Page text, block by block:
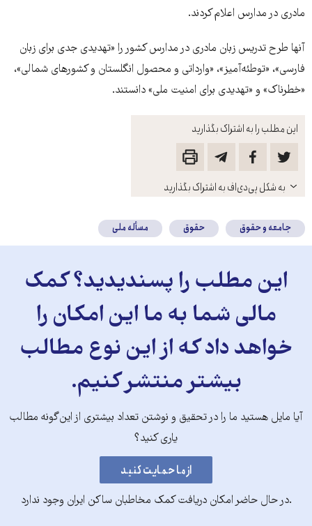
این مطلب را به اشتراک بگذارید
باز
کنید
به شکل پی‌دی‌اف به اشتراک بگذارید
مادری در مدارس اعلام کردند.
آنها طرح تدریس زبان مادری در مدارس کشور را «تهدیدی جدی برای زبان
فارسی»، «توطئه‌آمیز»، «وارداتی و محصول انگلستان و کشورهای شمالی»،
«خطرناک» و «تهدیدی برای امنیت ملی» دانستند.
جامعه و حقوق حقوق مسأله ملی
این مطلب را پسندیدید؟ کمک
مالی شما به ما این امکان را
خواهد داد که از این نوع مطالب
بیشتر منتشر کنیم.
آیا مایل هستید ما را در تحقیق و نوشتن تعداد بیشتری از این‌گونه مطالب
یاری کنید؟
.در حال حاضر امکان دریافت کمک مخاطبان ساکن ایران وجود ندارد